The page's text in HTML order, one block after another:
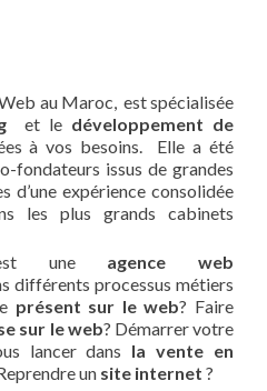
au Maroc, est spécialisée
et le développement de
à vos besoins. Elle a été
fondateurs issus de grandes
d’une expérience consolidée
les plus grands cabinets
est une agence web
différents processus métiers
présent sur le web? Faire
sur le web? Démarrer votre
lancer dans la vente en
un site internet ?